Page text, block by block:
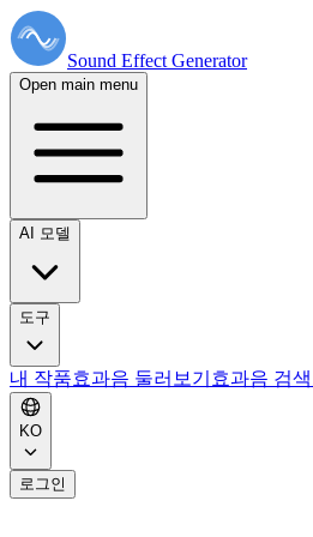
Sound Effect Generator
Open main menu
AI 모델
도구
내 작품효과음 둘러보기 효과음 검색
KO
로그인